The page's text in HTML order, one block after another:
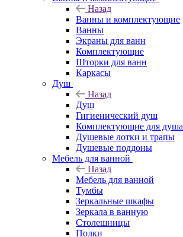
Назад
Ванны и комплектующие
Ванны
Экраны для ванн
Комплектующие
Шторки для ванн
Каркасы
Душ
Назад
Душ
Гигиенический душ
Комплектующие для душа
Душевые лотки и трапы
Душевые поддоны
Мебель для ванной
Назад
Мебель для ванной
Тумбы
Зеркальные шкафы
Зеркала в ванную
Столешницы
Полки